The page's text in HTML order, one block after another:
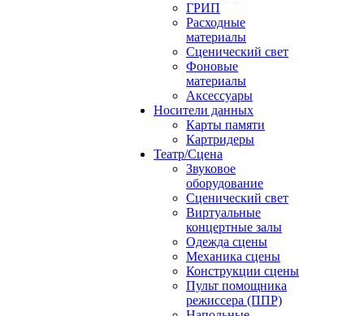
ГРИП
Расходные
материалы
Сценический свет
Фоновые
материалы
Аксессуары
Носители данных
Карты памяти
Картридеры
Театр/Сцена
Звуковое
оборудование
Сценический свет
Виртуальные
концертные залы
Одежда сцены
Механика сцены
Конструкции сцены
Пульт помощника
режиссера (ППР)